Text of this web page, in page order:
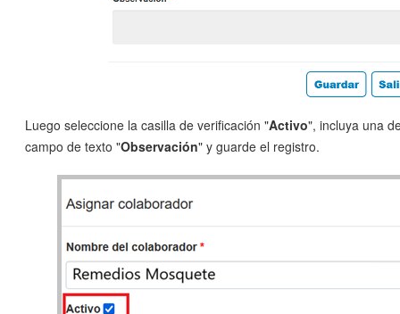
Luego seleccione la casilla de verificación "Activo", incluya una
campo de texto "Observación" y guarde el registro.